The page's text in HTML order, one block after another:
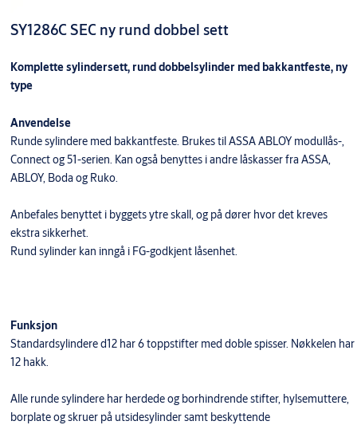
SY1286C SEC ny rund dobbel sett
Komplette sylindersett, rund dobbelsylinder med bakkantfeste, ny
type
Anvendelse
Runde sylindere med bakkantfeste. Brukes til ASSA ABLOY modullås-,
Connect og 51-serien. Kan også benyttes i andre låskasser fra ASSA,
ABLOY, Boda og Ruko.
Anbefales benyttet i byggets ytre skall, og på dører hvor det kreves
ekstra sikkerhet.
Rund sylinder kan inngå i FG-godkjent låsenhet.
Funksjon
Standardsylindere d12 har 6 toppstifter med doble spisser. Nøkkelen har
12 hakk.
Alle runde sylindere har herdede og borhindrende stifter, hylsemuttere,
borplate og skruer på utsidesylinder samt beskyttende